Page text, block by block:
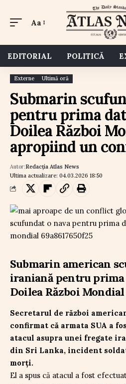
Aa
EDITORIAL POLITICĂ
Externe Ultimă oră
Submarin
pentru prima
Doilea Război
apropiind un
Ultima actualizare: 04.03.2026 18:50
Autor:Redacția Atlas News
Submarin american
iraniană pentru prima
Doilea Război Mondial
Secretarul de război
confirmat că armata SUA a
atacul asupra unei fregate
din Sri Lanka, incident
morți.
El a spus că atacul a fost